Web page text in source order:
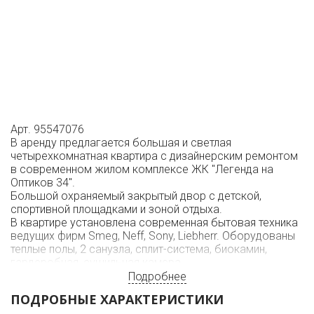
Арт. 95547076
В аренду предлагается большая и светлая
четырехкомнатная квартира с дизайнерским ремонтом
в современном жилом комплексе ЖК "Легенда на
Оптиков 34".
Большой охраняемый закрытый двор с детской,
спортивной площадками и зоной отдыха.
В квартире установлена современная бытовая техника
ведущих фирм Smeg, Neff, Sony, Liebherr. Оборудованы
теплые полы, 2 санузла, сплит-система, биокамин,
гардеробная, сушильная камера.
Кухня Jiulia Novars со столешницей из натурального
утопленной вытяжкой.
Подробнее
ПОДРОБНЫЕ ХАРАКТЕРИСТИКИ